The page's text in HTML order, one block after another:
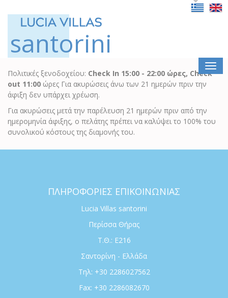
santorini
Πολιτικές ξενοδοχείου: Check In 15:00 - 22:00 ώρες, Check
out 11:00 ώρες Για ακυρώσεις άνω των 21 ημερών πριν την
άφιξη δεν υπάρχει χρέωση.
Για ακυρώσεις μετά την παρέλευση 21 ημερών πριν από την
ημερομηνία άφιξης, ο πελάτης πρέπει να καλύψει το 100% του
συνολικού κόστους της διαμονής του.
ΠΛΗΡΟΦΟΡΙΕΣ ΕΠΙΚΟΙΝΩΝΙΑΣ
Lucia Villas santorini
Περίσσα Θήρας
Τ.Θ.: E216
Σαντορίνη - Ελλάδα
Τηλ: +30 2286027562
Fax: +30 2286082670